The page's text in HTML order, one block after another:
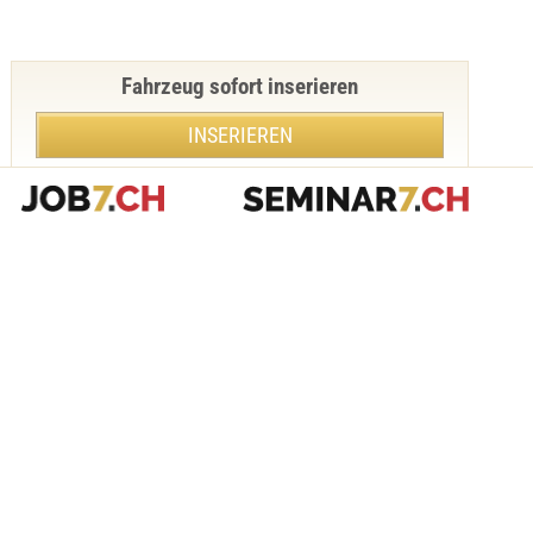
Fahrzeug sofort inserieren
INSERIEREN